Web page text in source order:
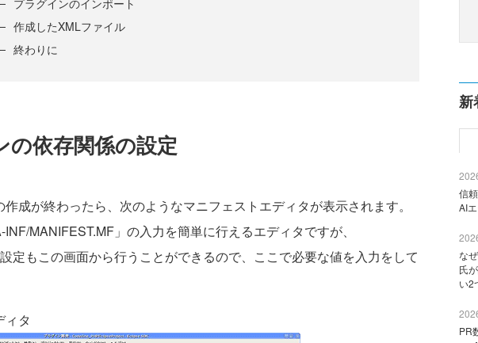
プラグインのインポート
作成したXMLファイル
終わりに
の依存関係の設定
成が終わったら、次のようなマニフェストエディタが表示されます。
INF/MANIFEST.MF」の入力を簡単に行えるエディタですが、
定もこの画面から行うことができるので、ここで必要な値を入力をして
ィタ
新
信
AI
な
氏
い2
PR